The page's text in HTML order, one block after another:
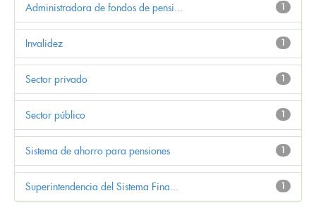
1
Administradora de fondos de pensi...
1
Invalidez
1
Sector privado
1
Sector público
1
Sistema de ahorro para pensiones
1
Superintendencia del Sistema Fina...